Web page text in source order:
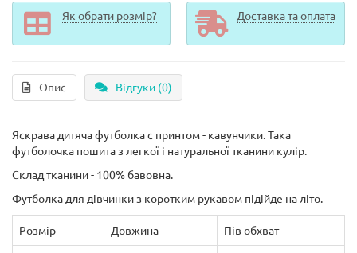
Як обрати розмір? Доставка та оплата
Опис Відгуки (0)
Яскрава дитяча футболка с принтом - кавунчики. Така
футболочка пошита з легкої і натуральної тканини кулір.
Склад тканини - 100% бавовна.
Футболка для дівчинки з коротким рукавом підійде на літо.
Розмір Довжина Пів обхват